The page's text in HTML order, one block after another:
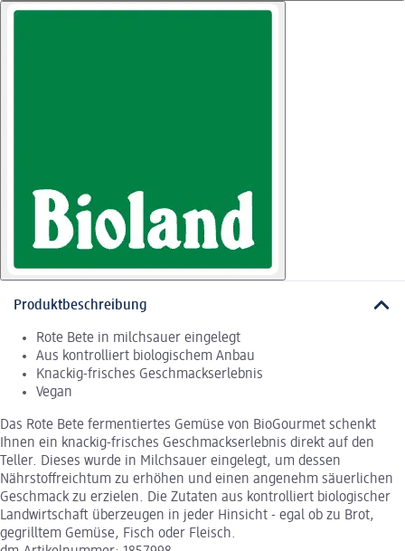
Produktbeschreibung
Rote Bete in milchsauer eingelegt
Aus kontrolliert biologischem Anbau
Knackig-frisches Geschmackserlebnis
Vegan
Das Rote Bete fermentiertes Gemüse von BioGourmet schenkt
Ihnen ein knackig-frisches Geschmackserlebnis direkt auf den
Teller. Dieses wurde in Milchsauer eingelegt, um dessen
Nährstoffreichtum zu erhöhen und einen angenehm säuerlichen
Geschmack zu erzielen. Die Zutaten aus kontrolliert biologischer
Landwirtschaft überzeugen in jeder Hinsicht - egal ob zu Brot,
gegrilltem Gemüse, Fisch oder Fleisch.